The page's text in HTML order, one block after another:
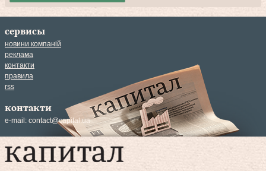
сервисы
новини компаній
реклама
контакти
правила
rss
контакти
e-mail: contact@capital.ua